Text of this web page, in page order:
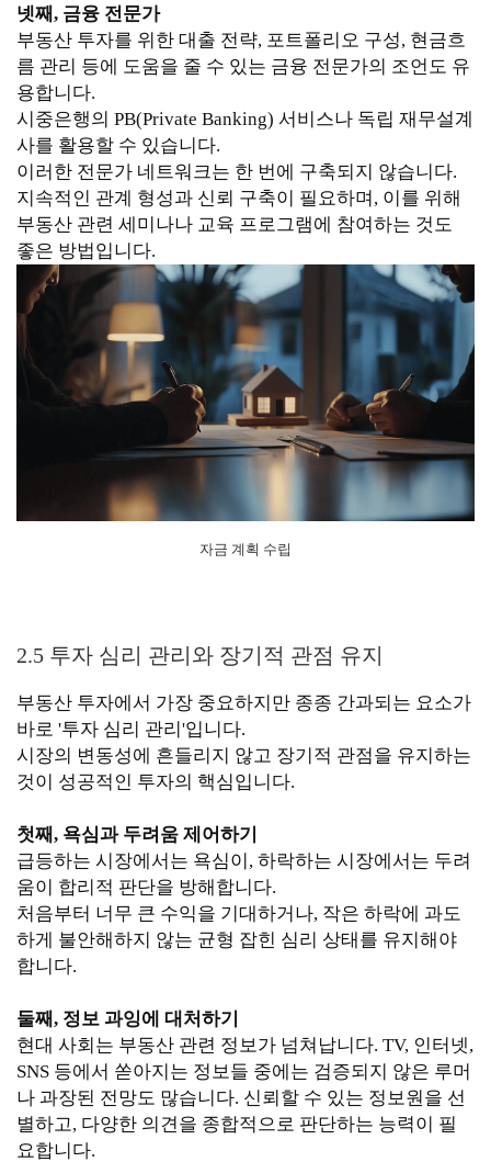
넷째, 금융 전문가
부동산 투자를 위한 대출 전략, 포트폴리오 구성, 현금흐
름 관리 등에 도움을 줄 수 있는 금융 전문가의 조언도 유
용합니다.
시중은행의 PB(Private Banking) 서비스나 독립 재무설계
사를 활용할 수 있습니다.
이러한 전문가 네트워크는 한 번에 구축되지 않습니다.
지속적인 관계 형성과 신뢰 구축이 필요하며, 이를 위해
부동산 관련 세미나나 교육 프로그램에 참여하는 것도
좋은 방법입니다.
자금 계획 수립
2.5 투자 심리 관리와 장기적 관점 유지
부동산 투자에서 가장 중요하지만 종종 간과되는 요소가
바로 '투자 심리 관리'입니다.
시장의 변동성에 흔들리지 않고 장기적 관점을 유지하는
것이 성공적인 투자의 핵심입니다.
첫째, 욕심과 두려움 제어하기
급등하는 시장에서는 욕심이, 하락하는 시장에서는 두려
움이 합리적 판단을 방해합니다.
처음부터 너무 큰 수익을 기대하거나, 작은 하락에 과도
하게 불안해하지 않는 균형 잡힌 심리 상태를 유지해야
합니다.
둘째, 정보 과잉에 대처하기
현대 사회는 부동산 관련 정보가 넘쳐납니다. TV, 인터넷,
SNS 등에서 쏟아지는 정보들 중에는 검증되지 않은 루머
나 과장된 전망도 많습니다. 신뢰할 수 있는 정보원을 선
별하고, 다양한 의견을 종합적으로 판단하는 능력이 필
요합니다.